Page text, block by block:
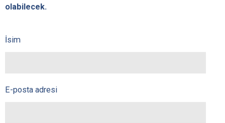
olabilecek.
İsim
E-posta adresi